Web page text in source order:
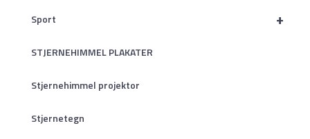
+
Sport
STJERNEHIMMEL PLAKATER
Stjernehimmel projektor
Stjernetegn